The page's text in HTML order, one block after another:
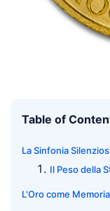
Table of
La Sinfonia
Il Peso della
L'Oro come